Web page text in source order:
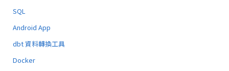
SQL
Android App
dbt 資料轉換工具
Docker